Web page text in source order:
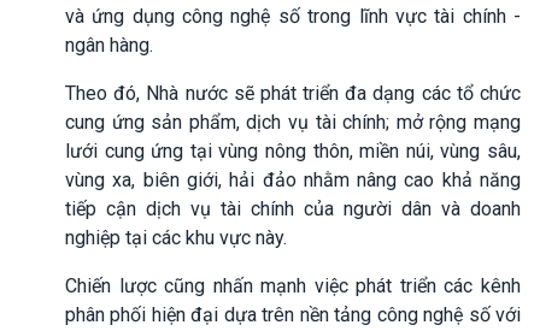
và ứng dụng công nghệ số trong lĩnh vực tài chính -
ngân hàng.
Theo đó, Nhà nước sẽ phát triển đa dạng các tổ chức
cung ứng sản phẩm, dịch vụ tài chính; mở rộng mạng
lưới cung ứng tại vùng nông thôn, miền núi, vùng sâu,
vùng xa, biên giới, hải đảo nhằm nâng cao khả năng
tiếp cận dịch vụ tài chính của người dân và doanh
nghiệp tại các khu vực này.
Chiến lược cũng nhấn mạnh việc phát triển các kênh
phân phối hiện đại dựa trên nền tảng công nghệ số với